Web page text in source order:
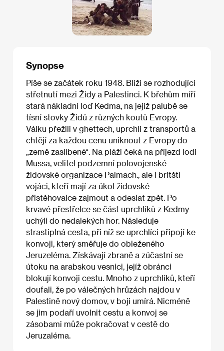
Synopse
Píše se začátek roku 1948. Blíží se rozhodující
střetnutí mezi Židy a Palestinci. K břehům míří
stará nákladní loď Kedma, na jejíž palubě se
tísní stovky Židů z různých koutů Evropy.
Válku přežili v ghettech, uprchli z transportů a
chtějí za každou cenu uniknout z Evropy do
„země zaslíbené“. Na pláži čeká na příjezd lodi
Mussa, velitel podzemní polovojenské
židovské organizace Palmach., ale i britští
vojáci, kteří mají za úkol židovské
přistěhovalce zajmout a odeslat zpět. Po
krvavé přestřelce se část uprchlíků z Kedmy
uchýlí do nedalekých hor. Následuje
strastiplná cesta, při níž se uprchlíci připojí ke
konvoji, který směřuje do obleženého
Jeruzeléma. Získávají zbraně a zúčastní se
útoku na arabskou vesnici, jejíž obránci
blokují konvoji cestu. Mnoho z uprchlíků, kteří
doufali, že po válečných hrůzách najdou v
Palestině nový domov, v boji umírá. Nicméně
se jim podaří uvolnit cestu a konvoj se
zásobami může pokračovat v cestě do
Jeruzaléma.